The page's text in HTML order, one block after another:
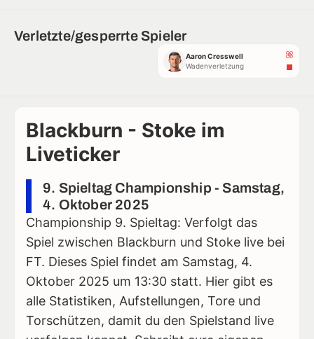
Verletzte/gesperrte Spieler
Aaron Cresswell
Wadenverletzung
Blackburn - Stoke im
Liveticker
9. Spieltag Championship - Samstag,
4. Oktober 2025
Championship 9. Spieltag: Verfolgt das
Spiel zwischen Blackburn und Stoke live bei
FT. Dieses Spiel findet am Samstag, 4.
Oktober 2025 um 13:30 statt. Hier gibt es
alle Statistiken, Aufstellungen, Tore und
Torschützen, damit du den Spielstand live